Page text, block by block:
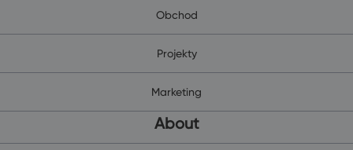
Obchod
Projekty
Marketing
About